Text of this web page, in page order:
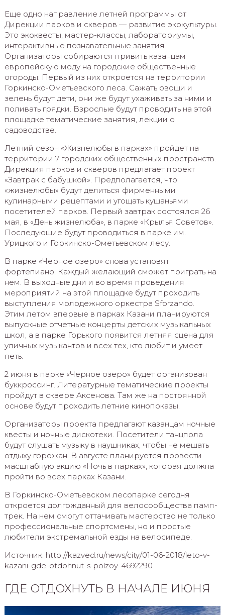
Еще одно направление летней программы от
Дирекции парков и скверов — развитие экокультуры.
Это экоквесты, мастер-классы, лабораториумы,
интерактивные познавательные занятия.
Организаторы собираются привить казанцам
европейскую моду на городские общественные
огороды. Первый из них откроется на территории
Горкинско-Ометьевского леса. Сажать овощи и
зелень будут дети, они же будут ухаживать за ними и
поливать грядки. Взрослые будут проводить на этой
площадке тематические занятия, лекции о
садоводстве.
Летний сезон «Жизнелюбы в парках» пройдет на
территории 7 городских общественных пространств.
Дирекция парков и скверов предлагает проект
«Завтрак с бабушкой». Предполагается, что
«жизнелюбы» будут делиться фирменными
кулинарными рецептами и угощать кушаньями
посетителей парков. Первый завтрак состоялся 26
мая, в «День жизнелюба», в парке «Крылья Советов».
Последующие будут проводиться в парке им.
Урицкого и Горкинско-Ометьевском лесу.
В парке «Черное озеро» снова установят
фортепиано. Каждый желающий сможет поиграть на
нем. В выходные дни и во время проведения
мероприятий на этой площадке будут проходить
выступления молодежного оркестра Sforzando.
Этим летом впервые в парках Казани планируются
выпускные отчетные концерты детских музыкальных
школ, а в парке Горького появится летняя сцена для
уличных музыкантов и всех тех, кто любит и умеет
петь.
2 июня в парке «Черное озеро» будет организован
буккроссинг. Литературные тематические проекты
пройдут в сквере Аксенова. Там же на постоянной
основе будут проходить летние кинопоказы.
Организаторы проекта предлагают казанцам ночные
квесты и ночные дискотеки. Посетители танцпола
будут слушать музыку в наушниках, чтобы не мешать
отдыху горожан. В августе планируется провести
масштабную акцию «Ночь в парках», которая должна
пройти во всех парках Казани.
В Горкинско-Ометьевском лесопарке сегодня
откроется долгожданный для велосообщества памп-
трек. На нем смогут оттачивать мастерство не только
профессиональные спортсмены, но и простые
любители экстремальной езды на велосипеде.
Источник: http://kazved.ru/news/city/01-06-2018/leto-v-
kazani-gde-otdohnut-s-polzoy-4692290
ГДЕ ОТДОХНУТЬ В НАЧАЛЕ ИЮНЯ